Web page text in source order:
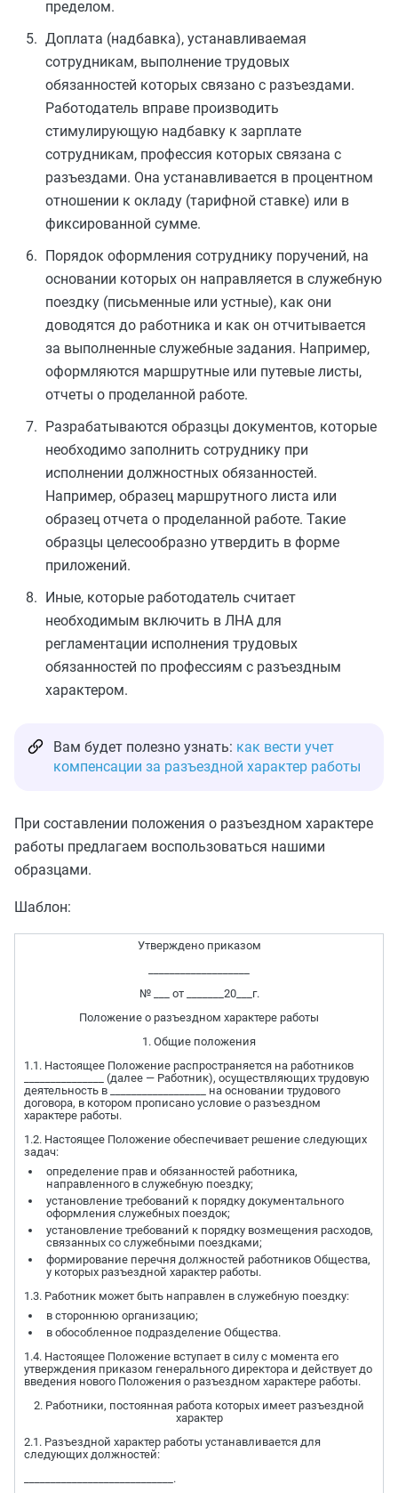
пределом.
Доплата (надбавка), устанавливаемая
сотрудникам, выполнение трудовых
обязанностей которых связано с разъездами.
Работодатель вправе производить
стимулирующую надбавку к зарплате
сотрудникам, профессия которых связана с
разъездами. Она устанавливается в процентном
отношении к окладу (тарифной ставке) или в
фиксированной сумме.
Порядок оформления сотруднику поручений, на
основании которых он направляется в служебную
поездку (письменные или устные), как они
доводятся до работника и как он отчитывается
за выполненные служебные задания. Например,
оформляются маршрутные или путевые листы,
отчеты о проделанной работе.
Разрабатываются образцы документов, которые
необходимо заполнить сотруднику при
исполнении должностных обязанностей.
Например, образец маршрутного листа или
образец отчета о проделанной работе. Такие
образцы целесообразно утвердить в форме
приложений.
Иные, которые работодатель считает
необходимым включить в ЛНА для
регламентации исполнения трудовых
обязанностей по профессиям с разъездным
характером.
Вам будет полезно узнать: как вести учет
компенсации за разъездной характер работы
При составлении положения о разъездном характере
работы предлагаем воспользоваться нашими
образцами.
Шаблон:
Утверждено приказом
№ ___ от _______20___г.
Положение о разъездном характере работы
1. Общие положения
1.1. Настоящее Положение распространяется на работников
_______________ (далее — Работник), осуществляющих трудовую
деятельность в __________________ на основании трудового
договора, в котором прописано условие о разъездном
характере работы.
1.2. Настоящее Положение обеспечивает решение следующих
задач:
определение прав и обязанностей работника,
направленного в служебную поездку;
установление требований к порядку документального
оформления служебных поездок;
установление требований к порядку возмещения расходов,
связанных со служебными поездками;
формирование перечня должностей работников Общества,
у которых разъездной характер работы.
1.3. Работник может быть направлен в служебную поездку:
в стороннюю организацию;
в обособленное подразделение Общества.
1.4. Настоящее Положение вступает в силу с момента его
утверждения приказом генерального директора и действует до
введения нового Положения о разъездном характере работы.
2. Работники, постоянная работа которых имеет разъездной
характер
2.1. Разъездной характер работы устанавливается для
следующих должностей:
____________________________.